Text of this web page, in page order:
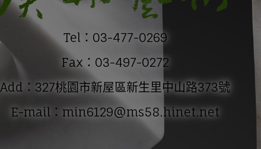
Tel：03-477-0269
Fax：03-497-0272
Add：327桃園市新屋區新生里中山路373號
E-mail：min6129@ms58.hinet.net